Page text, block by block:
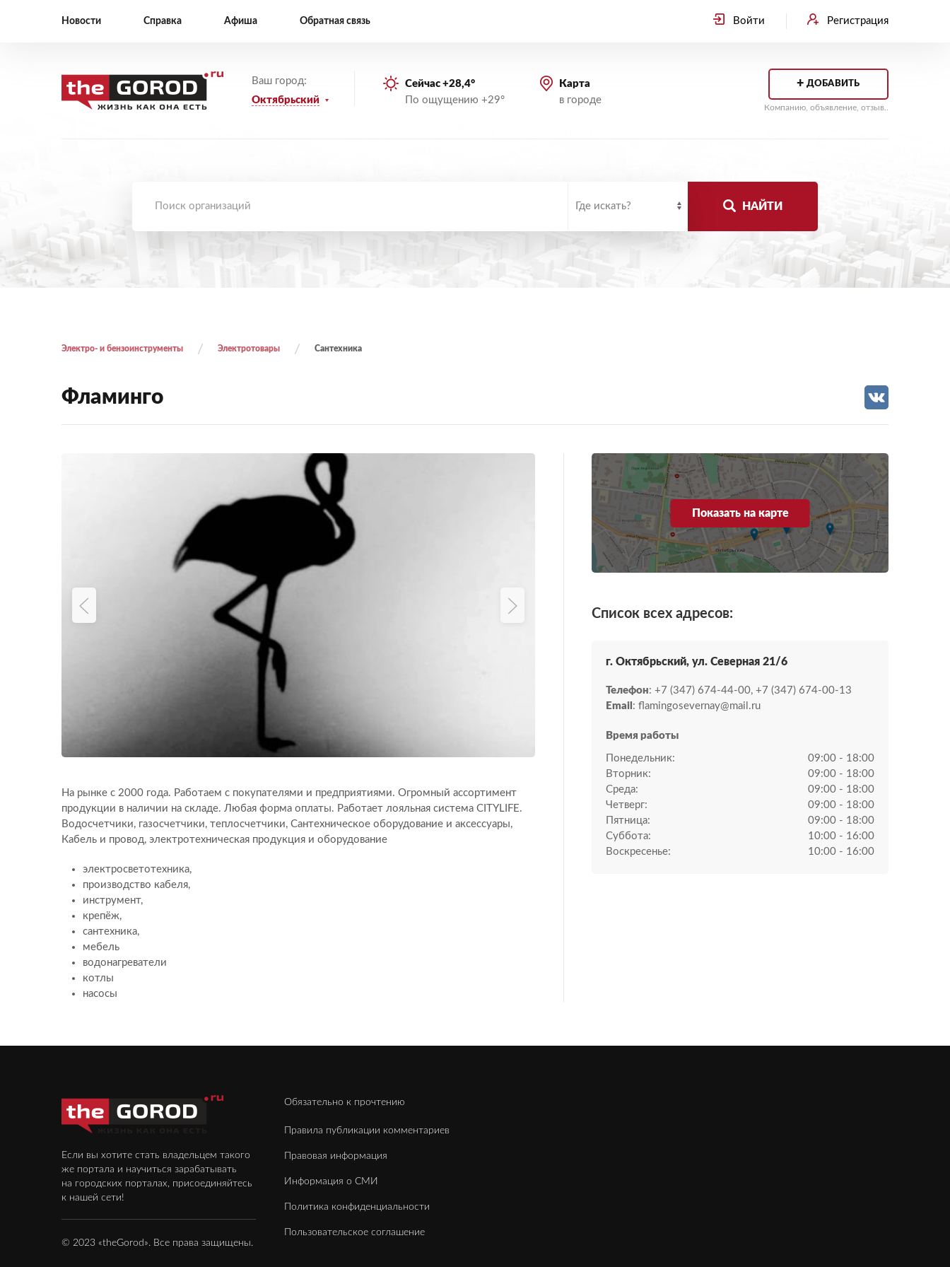
Новости Справка Афиша Обратная связь Войти Регистрация
Ваш город:
Октябрьский
Сейчас +28,4°
По ощущению +29°
Карта
в городе
+ ДОБАВИТЬ
Компанию, объявление, отзыв..
НАЙТИ
Электро- и бензоинструменты Электротовары Сантехника
Фламинго
На рынке с 2000 года. Работаем с покупателями и предприятиями. Огромный ассортимент
продукции в наличии на складе. Любая форма оплаты. Работает лояльная система CITYLIFE.
Водосчетчики, газосчетчики, теплосчетчики, Сантехническое оборудование и аксессуары,
Кабель и провод, электротехническая продукция и оборудование
электросветотехника,
производство кабеля,
инструмент,
крепёж,
сантехника,
мебель
водонагреватели
котлы
насосы
Показать на карте
Список всех адресов:
г. Октябрьский, ул. ​Северная 21/6
Телефон: +7 (347) 674-44-00, +7 (347) 674-00-13
Email : flamingosevernay@mail.ru
Время работы
Понедельник:
09:00 - 18:00
Вторник:
09:00 - 18:00
Среда:
09:00 - 18:00
Четверг:
09:00 - 18:00
Пятница:
09:00 - 18:00
Суббота:
10:00 - 16:00
Воскресенье:
10:00 - 16:00
Обязательно к прочтению
Правила публикации комментариев
Правовая информация
Информация о СМИ
Политика конфиденциальности
Пользовательское соглашение
Если вы хотите стать владельцем такого
же портала и научиться зарабатывать
на городских порталах, присоединяйтесь
к нашей сети!
© 2023 «theGorod». Все права защищены.